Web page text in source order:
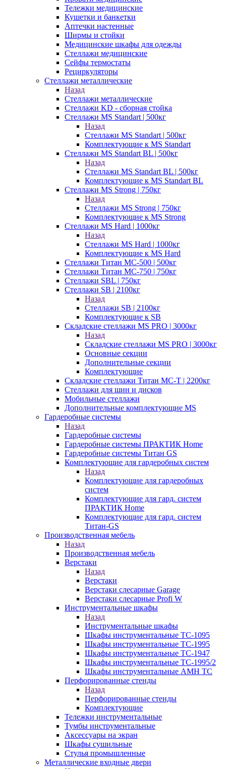
Тележки медицинские
Кушетки и банкетки
Аптечки настенные
Ширмы и стойки
Медицинские шкафы для одежды
Стеллажи медицинские
Сейфы термостаты
Рециркуляторы
Стеллажи металлические
Назад
Стеллажи металлические
Стеллажи KD - сборная стойка
Стеллажи MS Standart | 500кг
Назад
Стеллажи MS Standart | 500кг
Комплектующие к MS Standart
Стеллажи MS Standart BL | 500кг
Назад
Стеллажи MS Standart BL | 500кг
Комплектующие к MS Standart BL
Стеллажи MS Strong | 750кг
Назад
Стеллажи MS Strong | 750кг
Комплектующие к MS Strong
Стеллажи MS Hard | 1000кг
Назад
Стеллажи MS Hard | 1000кг
Комплектующие к MS Hard
Стеллажи Титан МС-500 | 500кг
Стеллажи Титан МС-750 | 750кг
Стеллажи SBL | 750кг
Стеллажи SB | 2100кг
Назад
Стеллажи SB | 2100кг
Комплектующие к SB
Складские стеллажи MS PRO | 3000кг
Назад
Складские стеллажи MS PRO | 3000кг
Основные секции
Дополнительные секции
Комплектующие
Складские стеллажи Титан МС-Т | 2200кг
Стеллажи для шин и дисков
Мобильные стеллажи
Дополнительные комплектующие MS
Гардеробные системы
Назад
Гардеробные системы
Гардеробные системы ПРАКТИК Home
Гардеробные системы Титан GS
Комплектующие для гардеробных систем
Назад
Комплектующие для гардеробных
систем
Комплектующие для гард. систем
ПРАКТИК Home
Комплектующие для гард. систем
Титан-GS
Производственная мебель
Назад
Производственная мебель
Верстаки
Назад
Верстаки
Верстаки слесарные Garage
Верстаки слесарные Profi W
Инструментальные шкафы
Назад
Инструментальные шкафы
Шкафы инструментальные TC-1095
Шкафы инструментальные TC-1995
Шкафы инструментальные TC-1947
Шкафы инструментальные TC-1995/2
Шкафы инструментальные AMH TC
Перфорированные стенды
Назад
Перфорированные стенды
Комплектующие
Тележки инструментальные
Тумбы инструментальные
Аксессуары на экран
Шкафы сушильные
Стулья промышленные
Металлические входные двери